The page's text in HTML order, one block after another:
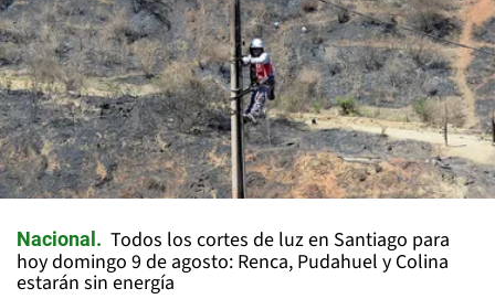
Nacional
Todos los cortes de luz en Santiago para
hoy domingo 9 de agosto: Renca, Pudahuel y Colina
estarán sin energía